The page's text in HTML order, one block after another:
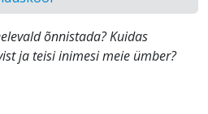
õnnistada? Kuidas
ja teisi inimesi meie ümber?